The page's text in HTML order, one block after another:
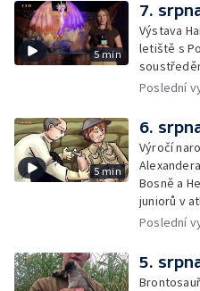
5 min
7.
Výstava
letiště s
Poslední
5 min
6.
Výročí
Bosně a
juniorů v
Poslední
5.